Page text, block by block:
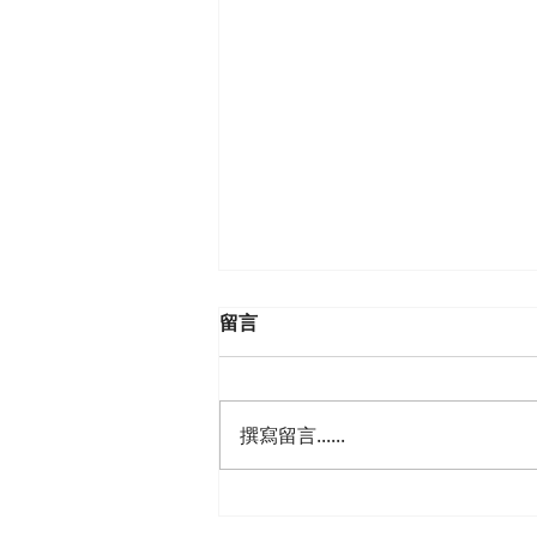
阻礙者滾開！束縳的魔法
留言
撰寫留言......